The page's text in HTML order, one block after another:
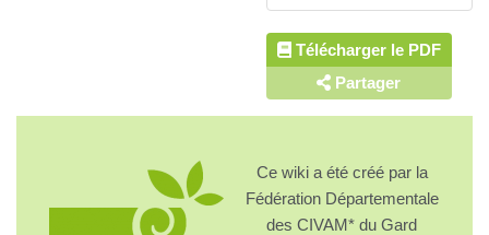
Télécharger le PDF
Partager
Ce wiki a été créé par la
Fédération Départementale
des CIVAM* du Gard